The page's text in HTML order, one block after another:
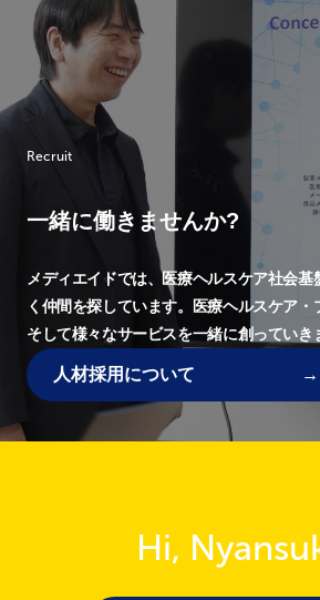
Recruit
一緒に働きませんか?
メディエイドでは、医療ヘルスケア社会基
く仲間を探しています。
医療ヘルスケア・
そして様々なサービスを一緒に創っていき
人材採用について
Hi,